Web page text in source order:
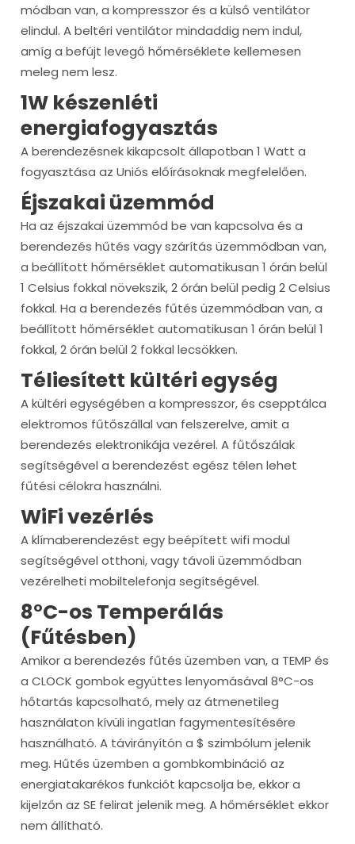
módban van, a kompresszor és a külső ventilátor
elindul. A beltéri ventilátor mindaddig nem indul,
amíg a befújt levegő hőmérséklete kellemesen
meleg nem lesz.
1W készenléti
energiafogyasztás
A berendezésnek kikapcsolt állapotban 1 Watt a
fogyasztása az Uniós előírásoknak megfelelően.
Éjszakai üzemmód
Ha az éjszakai üzemmód be van kapcsolva és a
berendezés hűtés vagy szárítás üzemmódban van,
a beállított hőmérséklet automatikusan 1 órán belül
1 Celsius fokkal növekszik, 2 órán belül pedig 2 Celsius
fokkal. Ha a berendezés fűtés üzemmódban van, a
beállított hőmérséklet automatikusan 1 órán belül 1
fokkal, 2 órán belül 2 fokkal lecsökken.
Téliesített kültéri egység
A kültéri egységében a kompresszor, és csepptálca
elektromos fűtőszállal van felszerelve, amit a
berendezés elektronikája vezérel. A fűtőszálak
segítségével a berendezést egész télen lehet
fűtési célokra használni.
WiFi vezérlés
A klímaberendezést egy beépített wifi modul
segítségével otthoni, vagy távoli üzemmódban
vezérelheti mobiltelefonja segítségével.
8°C-os Temperálás
(Fűtésben)
Amikor a berendezés fűtés üzemben van, a TEMP és
a CLOCK gombok együttes lenyomásával 8°C-os
hőtartás kapcsolható, mely az átmenetileg
használaton kívüli ingatlan fagymentesítésére
használható. A távirányítón a $ szimbólum jelenik
meg. Hűtés üzemben a gombkombináció az
energiatakarékos funkciót kapcsolja be, ekkor a
kijelzőn az SE felirat jelenik meg. A hőmérséklet ekkor
nem állítható.